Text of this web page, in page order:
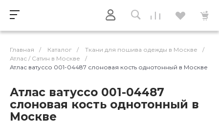
Главная / Каталог / Ткани для пошива одежды в Москве
/
Атлас / Cатин в Москве
/
Атлас ватуссо 001-04487 слоновая кость однотонный в Москве
Атлас ватуссо 001-04487
слоновая кость однотонный в
Москве